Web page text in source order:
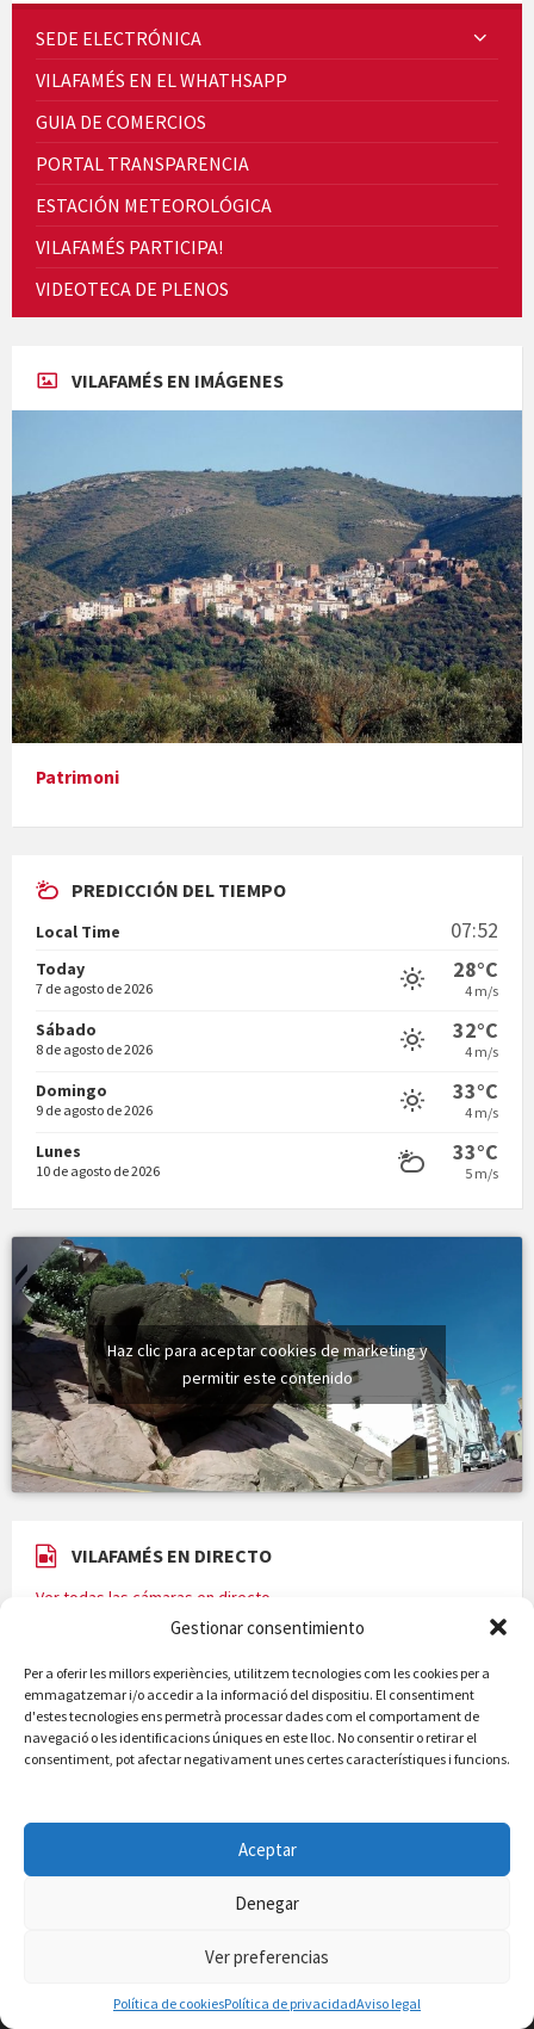
Gestionar consentimiento
Per a oferir les millors experiències, utilitzem tecnologies com les cookies per a
emmagatzemar i/o accedir a la informació del dispositiu. El consentiment
d'estes tecnologies ens permetrà processar dades com el comportament de
navegació o les identificacions úniques en este lloc. No consentir o retirar el
consentiment, pot afectar negativament unes certes característiques i funcions.
Aceptar
Denegar
Ver preferencias
Política de cookiesPolítica de privacidadAviso legal
Quintà Culroja
Cicle de Cine i Dones rurals
Concerts al Museu
Presentació del llibre &quot;La mare&quot;, d'Emma Zafon
Vermuts a la Font. Hit parit
Vermuts a la Font. Arre-ak
SEDE ELECTRÓNICA
VILAFAMÉS EN EL WHATHSAPP
GUIA DE COMERCIOS
PORTAL TRANSPARENCIA
ESTACIÓN METEOROLÓGICA
VILAFAMÉS PARTICIPA!
Patrimoni
PREDICCIÓN DEL TIEMPO
Local Time 07:52
7 de agosto de 2026 4 m/s
8 de agosto de 2026 4 m/s
9 de agosto de 2026 4 m/s
Haz clic para aceptar cookies de marketing y
permitir este contenido
VILAFAMÉS EN DIRECTO
interior de Castellón. La orografía de este acogedor pueblo ha
sobre la misma montaña.